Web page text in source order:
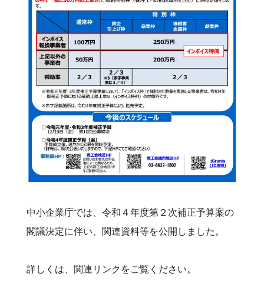
中小企業庁では、令和４年度第２次補正予算案の
閣議決定に伴い、関連資料等を公開しました。
詳しくは、関連リンクをご覧ください。